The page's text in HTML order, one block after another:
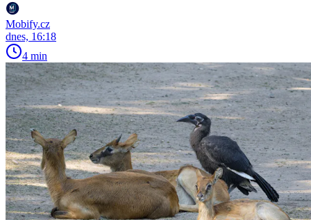
Mobify.cz
dnes, 16:18
4 min